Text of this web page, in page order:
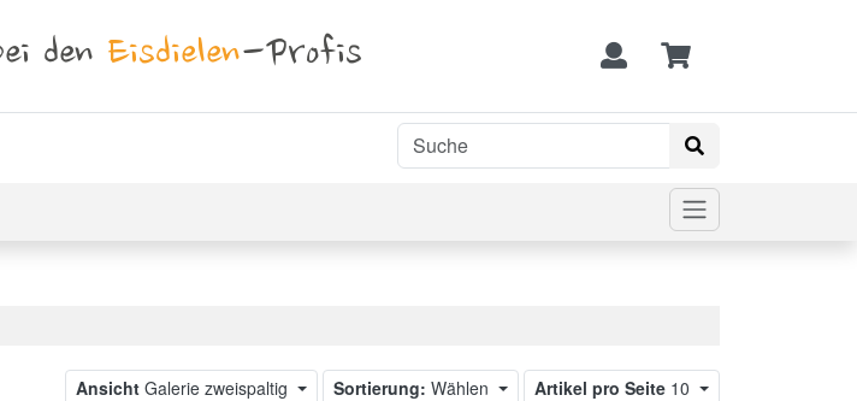
den Eisdielen-Profis
Ansicht Galerie zweispaltig Sortierung: Wählen Artikel pro Seite 10